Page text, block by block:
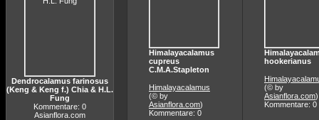
Dendrocalamus farinosus
(Keng & Keng f.) Chia & H.L.
Fung
Kommentare: 0
Asianflora.com
Himalayacalamus
cupreus
C.M.A.Stapleton
Himalayacalamus
(© by
Asianflora.com)
Kommentare: 0
hookerianus
(© by
Asianflora.com)
Kommentare: 0